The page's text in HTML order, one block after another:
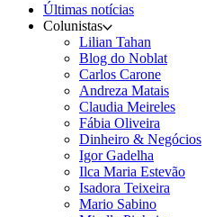
Últimas notícias
Colunistas
Lilian Tahan
Blog do Noblat
Carlos Carone
Andreza Matais
Claudia Meireles
Fábia Oliveira
Dinheiro & Negócios
Igor Gadelha
Ilca Maria Estevão
Isadora Teixeira
Mario Sabino